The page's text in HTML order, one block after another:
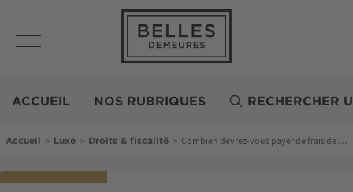
contenu
principal
Demeures
ACCUEIL NOS RUBRIQUES RECHERCHER
Fil d'Ariane
Accueil > Luxe > Droits & fiscalité > Combien devrez-vous payer de frais de notaire lors de l’achat de votre villa ?